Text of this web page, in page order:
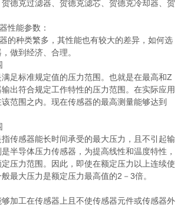
德克过滤器、贺德克滤芯、贺德克冷却器、贺
能参数：
种类繁多，其性能也有较大的差异，如何选
做到经济、合理。
标准规定值的压力范围。也就是在最高和Z
出符合规定工作特性的压力范围。在实际应用
范围之内。现在传感器的最高测量能够达到
感器能长时间承受的最大压力，且不引起输
半导体压力传感器，为提高线性和温度特性，
压力范围。因此，即使在额定压力以上连续使
最大压力是额定压力最高值的2－3倍。
工在传感器上且不使传感器元件或传感器外